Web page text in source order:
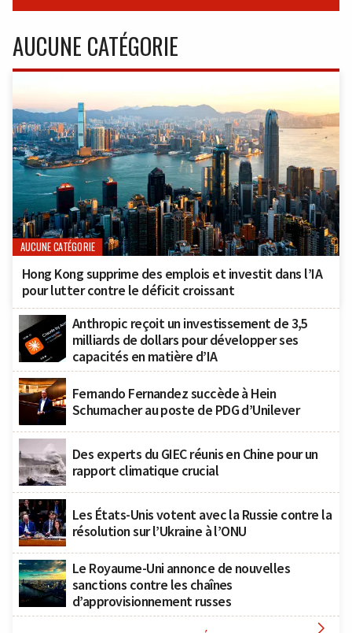
AUCUNE CATÉGORIE
AUCUNE CATÉGORIE
Hong Kong supprime des emplois et investit dans l’IA
pour lutter contre le déficit croissant
Anthropic reçoit un investissement de 3,5
milliards de dollars pour développer ses
capacités en matière d’IA
Fernando Fernandez succède à Hein
Schumacher au poste de PDG d’Unilever
Des experts du GIEC réunis en Chine pour un
rapport climatique crucial
Les États-Unis votent avec la Russie contre la
résolution sur l’Ukraine à l’ONU
Le Royaume-Uni annonce de nouvelles
sanctions contre les chaînes
d’approvisionnement russes
